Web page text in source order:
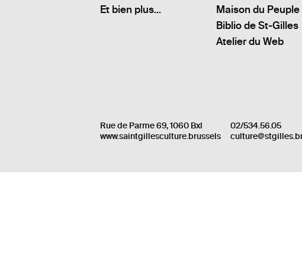
Et bien plus...
Maison du Peuple
Biblio de St-Gilles
Atelier du Web
Rue de Parme 69, 1060 Bxl
www.saintgillesculture.brussels
02/534.56.05